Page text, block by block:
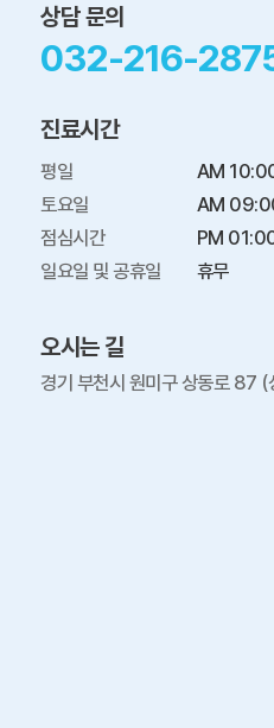
상담 문의
032-216-
진료시간
평일
토요일
점심시간
일요일 및 공휴일
AM
AM
PM
휴무
오시는 길
경기 부천시 원미구 상동로 87